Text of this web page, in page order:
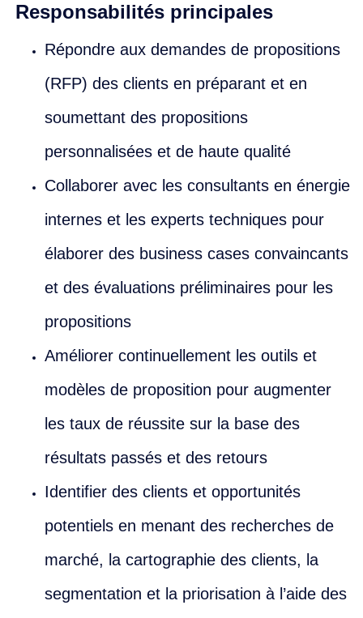
Responsabilités principales
Répondre aux demandes de propositions
(RFP) des clients en préparant et en
soumettant des propositions
personnalisées et de haute qualité
Collaborer avec les consultants en énergie
internes et les experts techniques pour
élaborer des business cases convaincants
et des évaluations préliminaires pour les
propositions
Améliorer continuellement les outils et
modèles de proposition pour augmenter
les taux de réussite sur la base des
résultats passés et des retours
Identifier des clients et opportunités
potentiels en menant des recherches de
marché, la cartographie des clients, la
segmentation et la priorisation à l’aide des